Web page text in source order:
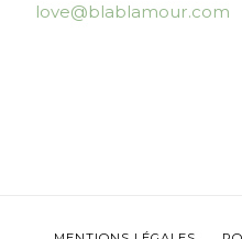
love@blablamour.com